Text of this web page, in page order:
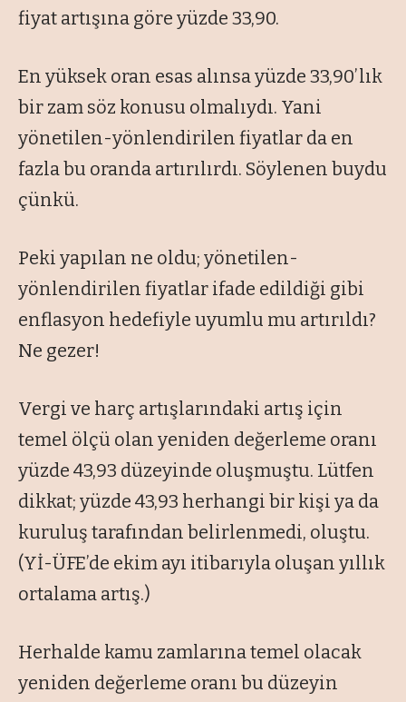
fiyat artışına göre yüzde 33,90.
En yüksek oran esas alınsa yüzde 33,90’lık
bir zam söz konusu olmalıydı. Yani
yönetilen-yönlendirilen fiyatlar da en
fazla bu oranda artırılırdı. Söylenen buydu
çünkü.
Peki yapılan ne oldu; yönetilen-
yönlendirilen fiyatlar ifade edildiği gibi
enflasyon hedefiyle uyumlu mu artırıldı?
Ne gezer!
Vergi ve harç artışlarındaki artış için
temel ölçü olan yeniden değerleme oranı
yüzde 43,93 düzeyinde oluşmuştu. Lütfen
dikkat; yüzde 43,93 herhangi bir kişi ya da
kuruluş tarafından belirlenmedi, oluştu.
(Yİ-ÜFE’de ekim ayı itibarıyla oluşan yıllık
ortalama artış.)
Herhalde kamu zamlarına temel olacak
yeniden değerleme oranı bu düzeyin